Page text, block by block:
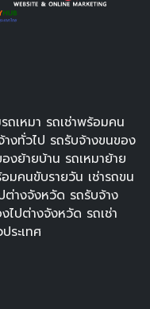
ถเหมา รถเช่าพร้อมคน
งทั่วไป รถรับจ้างขนของ
งย้ายบ้าน รถเหมาย้าย
มคนขับรายวัน เช่ารถขน
ต่างจังหวัด รถรับจ้าง
ไปต่างจังหวัด รถเช่า
ระเทศ